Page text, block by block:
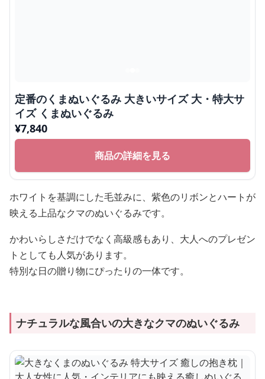
定番のくまぬいぐるみ 大きいサイズ 大・特大サ
イズ くまぬいぐるみ
¥7,840
商品の詳細を見る
ホワイトを基調にした毛並みに、紫色のリボンとハートが
映える上品なクマのぬいぐるみです。
かわいらしさだけでなく高級感もあり、大人へのプレゼン
トとしても人気があります。
特別な日の贈り物にぴったりの一体です。
ナチュラルな風合いの大きなクマのぬいぐるみ